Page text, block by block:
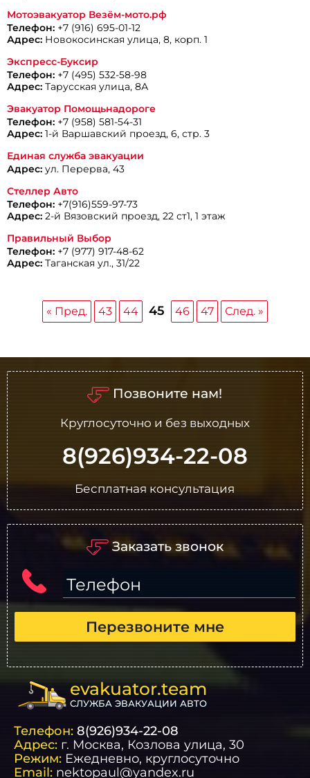
Мотоэвакуатор Везём-мото.рф
Телефон: +7 (916) 695-01-12
Адрес: Новокосинская улица, 8, корп. 1
Экспресс-Буксир
Телефон: +7 (495) 532-58-98
Адрес: Тарусская улица, 8А
Эвакуатор Помощьнадороге
Телефон: +7 (958) 581-54-31
Адрес: 1-й Варшавский проезд, 6, стр. 3
Единая служба эвакуации
Адрес: ул. Перерва, 43
Стеллер Авто
Телефон: +7(916)559-97-73
Адрес: 2-й Вязовский проезд, 22 ст1, 1 этаж
Правильный Выбор
Телефон: +7 (977) 917-48-62
Адрес: Таганская ул., 31/22
« Пред. 43 44 45 46 47 След. »
Позвоните нам!
Круглосуточно и без выходных
8(926)934-22-08
Бесплатная консультация
Заказать звонок
Телефон
Перезвоните мне
evakuator.team
СЛУЖБА ЭВАКУАЦИИ АВТО
Телефон: 8(926)934-22-08
Адрес: г. Москва, Козлова улица, 30
Режим: Ежедневно, круглосуточно
Email: nektopaul@yandex.ru